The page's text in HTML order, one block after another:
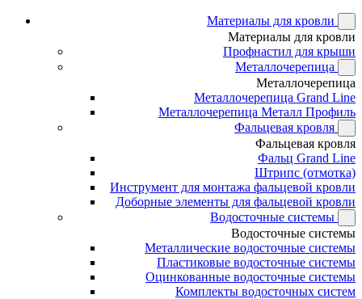
Материалы для кровли
Материалы для кровли
Профнастил для крыши
Металлочерепица
Металлочерепица
Металлочерепица Grand Line
Металлочерепица Металл Профиль
Фальцевая кровля
Фальцевая кровля
Фальц Grand Line
Штрипс (отмотка)
Инструмент для монтажа фальцевой кровли
Доборные элементы для фальцевой кровли
Водосточные системы
Водосточные системы
Металлические водосточные системы
Пластиковые водосточные системы
Оцинкованные водосточные системы
Комплекты водосточных систем